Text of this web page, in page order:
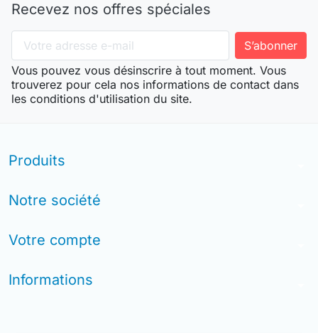
Recevez nos offres spéciales
Vous pouvez vous désinscrire à tout moment. Vous
trouverez pour cela nos informations de contact dans
les conditions d'utilisation du site.
Produits
Notre société
Votre compte
Informations